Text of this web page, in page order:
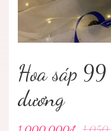
Hoa sáp
dương